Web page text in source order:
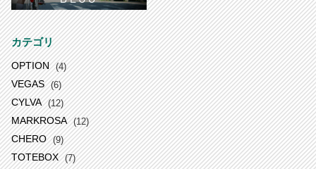
カテゴリ
OPTION (4)
VEGAS (6)
CYLVA (12)
MARKROSA (12)
CHERO (9)
TOTEBOX (7)